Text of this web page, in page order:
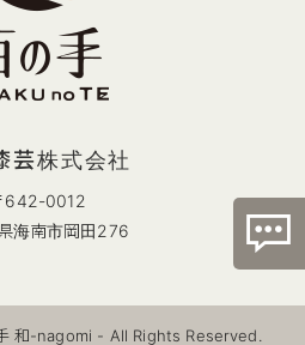
芸株式会社
642-0012
海南市岡田276
和-nagomi - All Rights Reserved.